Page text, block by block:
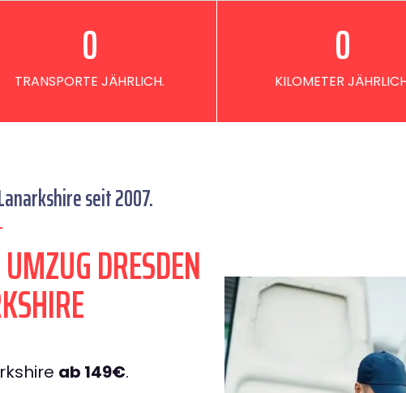
TRANSPORTE JÄHRLICH.
0
KILOMETER
0
seit 2007.
DRESDEN
ab 149€.